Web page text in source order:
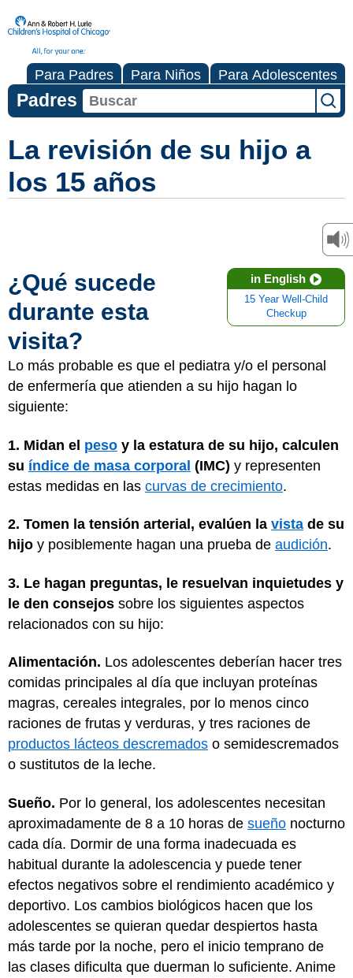
Para Padres Para Niños Para Adolescentes
Padres
La revisión de su hijo a
los 15 años
in English
15 Year Well-Child
Checkup
¿Qué sucede
durante esta
visita?
Lo más probable es que el pediatra y/o el personal
de enfermería que atienden a su hijo hagan lo
siguiente:
1. Midan el peso y la estatura de su hijo, calculen
su índice de masa corporal (IMC) y representen
estas medidas en las curvas de crecimiento.
2. Tomen la tensión arterial, evalúen la vista de su
hijo y posiblemente hagan una prueba de audición.
3. Le hagan preguntas, le resuelvan inquietudes y
le den consejos sobre los siguientes aspectos
relacionados con su hijo:
Alimentación. Los adolescentes deberían hacer tres
comidas principales al día que incluyan proteínas
magras, cereales integrales, por lo menos cinco
raciones de frutas y verduras, y tres raciones de
productos lácteos descremados o semidescremados
o sustitutos de la leche.
Sueño. Por lo general, los adolescentes necesitan
aproximadamente de 8 a 10 horas de sueño nocturno
cada día. Dormir de una forma inadecuada es
habitual durante la adolescencia y puede tener
efectos negativos sobre el rendimiento académico y
deportivo. Los cambios biológicos hacen que los
adolescentes se quieran quedar despiertos hasta
más tarde por la noche, pero el inicio temprano de
las clases dificulta que duerman lo suficiente. Anime